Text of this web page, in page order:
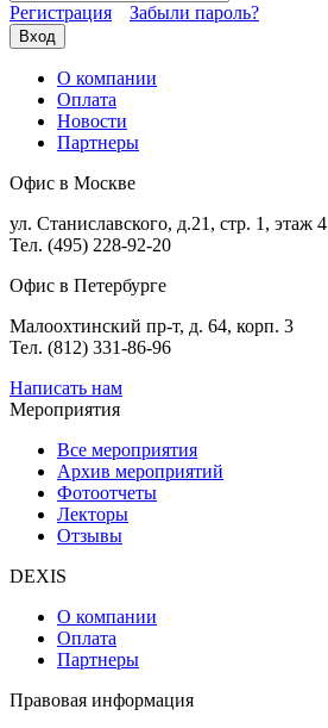
Регистрация Забыли пароль?
Вход
О компании
Оплата
Новости
Партнеры
Офис в Москве
ул. Станиславского, д.21, стр. 1, этаж 4
Тел. (495) 228-92-20
Офис в Петербурге
Малоохтинский пр-т, д. 64, корп. 3
Тел. (812) 331-86-96
Написать нам
Мероприятия
Все мероприятия
Архив мероприятий
Фотоотчеты
Лекторы
Отзывы
DEXIS
О компании
Оплата
Партнеры
Правовая информация